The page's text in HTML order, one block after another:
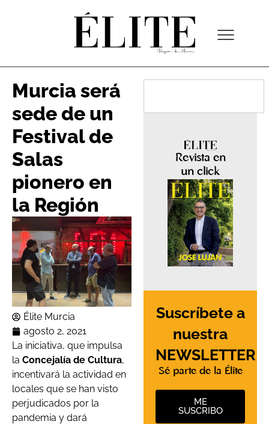
Murcia será
sede de un
Festival de
Salas
pionero en
la Región
Élite Murcia
agosto 2, 2021
La iniciativa, que impulsa
la Concejalía de Cultura,
incentivará la actividad en
locales que se han visto
perjudicados por la
pandemia y dará
Revista en
un click
Suscríbete a
nuestra
NEWSLETTER
Sé parte de la Élite
ME
SUSCRIBO